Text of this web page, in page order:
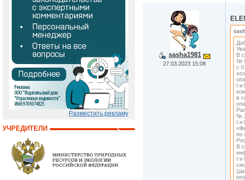
Разместить рекламу
УЧРЕДИТЕЛИ
sasha1981
27.03.2023 15:08
В
№
с
I и
в
№
I и
по
В
I и